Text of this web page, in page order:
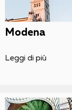
Modena
Leggi di più